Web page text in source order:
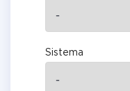
Sistema